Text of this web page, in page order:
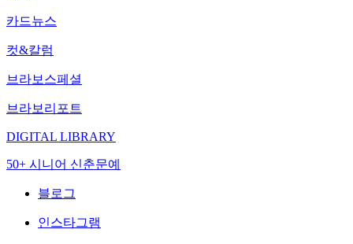
카드뉴스
컷&칼럼
브라보스페셜
브라보리포트
DIGITAL LIBRARY
50+ 시니어 신춘문예
블로그
인스타그램